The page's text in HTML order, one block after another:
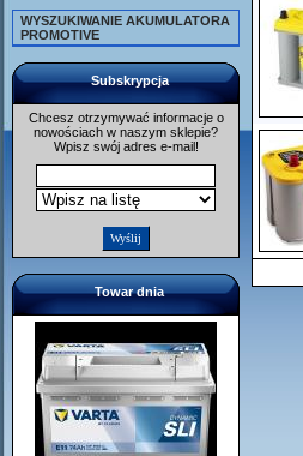
WYSZUKIWANIE AKUMULATORA
PROMOTIVE
Subskrypcja
Chcesz otrzymywać informacje o
nowościach w naszym sklepie?
Wpisz swój adres e-mail!
Towar dnia